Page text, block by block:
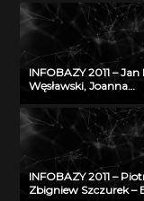
MORSKICH
realizacja, stan
przyszłość
INFOBAZY 2011 – Jan
Węsławski, Joanna
przestrzenne w
problem dostępu do
INFOBAZY 2011 –
Zbigniew Szczurek –